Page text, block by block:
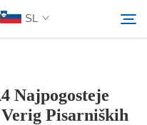
SL
Iskanje
Najpogosteje
Pisarniških